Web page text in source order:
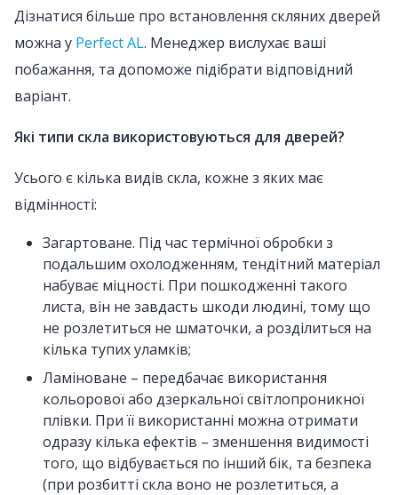
Дізнатися більше про встановлення скляних дверей
можна у Perfect AL. Менеджер вислухає ваші
побажання, та допоможе підібрати відповідний
варіант.
Які типи скла використовуються для дверей?
Усього є кілька видів скла, кожне з яких має
відмінності:
Загартоване. Під час термічної обробки з
подальшим охолодженням, тендітний матеріал
набуває міцності. При пошкодженні такого
листа, він не завдасть шкоди людині, тому що
не розлетиться не шматочки, а розділиться на
кілька тупих уламків;
Ламіноване – передбачає використання
кольорової або дзеркальної світлопроникної
плівки. При її використанні можна отримати
одразу кілька ефектів – зменшення видимості
того, що відбувається по інший бік, та безпека
(при розбитті скла воно не розлетиться, а